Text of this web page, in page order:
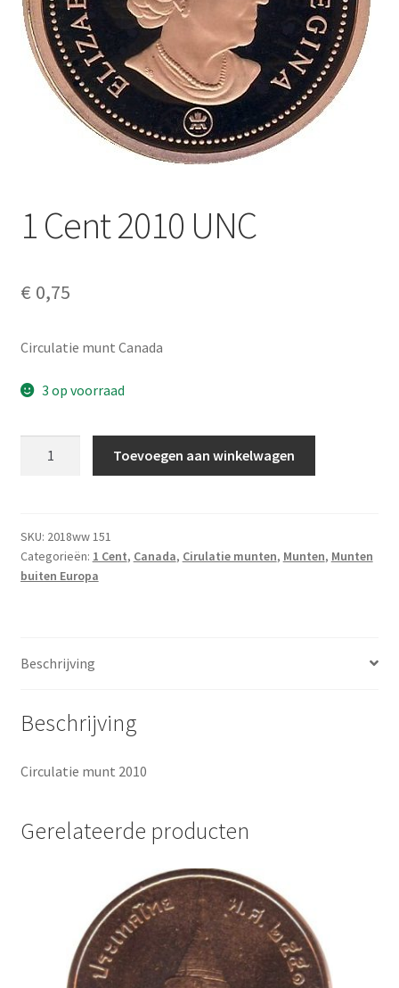
Alg. voorw.
Privacybeleid PMH Enibas
1 Cent 2010 UNC
€ 0,75
Circulatie munt Canada
3 op voorraad
aantal
Toevoegen aan winkelwagen
SKU: 2018ww 151
Categorieën: 1 Cent, Canada, Cirulatie munten, Munten, Munten
buiten Europa
Beschrijving
Beschrijving
Circulatie munt 2010
Gerelateerde producten